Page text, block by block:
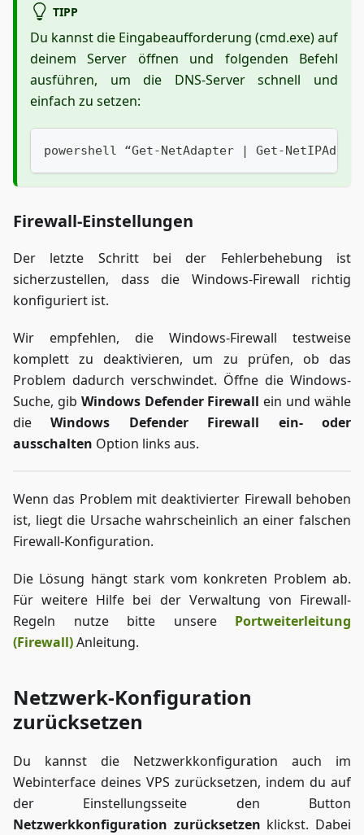
TIPP
Du kannst die Eingabeaufforderung (cmd.exe) auf
deinem Server öffnen und folgenden Befehl
ausführen, um die DNS-Server schnell und
einfach zu setzen:
powershell “Get-NetAdapter | Get-
Firewall-Einstellungen
Der letzte Schritt bei der Fehlerbehebung ist
sicherzustellen, dass die Windows-Firewall richtig
konfiguriert ist.
Wir empfehlen, die Windows-Firewall testweise
komplett zu deaktivieren, um zu prüfen, ob das
Problem dadurch verschwindet. Öffne die Windows-
Suche, gib Windows Defender Firewall ein und wähle
dieWindows Defender Firewall ein- oder
ausschalten Option links aus.
Wenn das Problem mit deaktivierter Firewall behoben
ist, liegt die Ursache wahrscheinlich an einer falschen
Firewall-Konfiguration.
Die Lösung hängt stark vom konkreten Problem ab.
Für weitere Hilfe bei der Verwaltung von Firewall-
Regeln nutze bitte unsere Portweiterleitung
(Firewall)Anleitung.
Netzwerk-Konfiguration
zurücksetzen
Du kannst die Netzwerkkonfiguration auch im
Webinterface deines VPS zurücksetzen, indem du auf
der Einstellungsseite den Button
Netzwerkkonfiguration zurücksetzen klickst. Dabei